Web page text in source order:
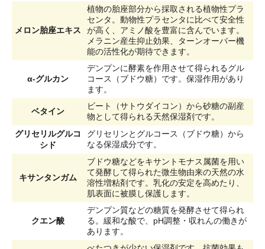
メロン胎座エキス
植物の胎座部分から採取される植物性プラ
センタ。動物性プラセンタに比べて安全性
が高く、アミノ酸を豊富に含んでいます。
メラニン産生抑止効果、ターンオーバー機
能の活性化が期待できます。
α-グルカン
デンプンに酵素を作用させて得られるグル
コース（ブドウ糖）です。保湿作用があり
ます。
ベタイン
ビート（サトウダイコン）から砂糖の副産
物として得られる天然保湿剤です。
グリセリルグルコ
シド
グリセリンとグルコース（ブドウ糖）から
なる保湿成分です。
キサンタンガム
ブドウ糖などをキサントモナス属菌を用い
て発酵して得られた微生物由来の天然の水
溶性増粘剤です。乳化の安定を高めたり、
肌表面に被膜し保護します。
クエン酸
デンプン質などの糖質を発酵させて得られ
る。緩和な酸で、pH調整・収れんの働きが
あります。